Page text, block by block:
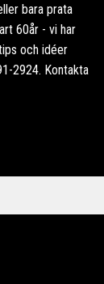
bara prata
60år - vi har
och idéer
2924. Kontakta